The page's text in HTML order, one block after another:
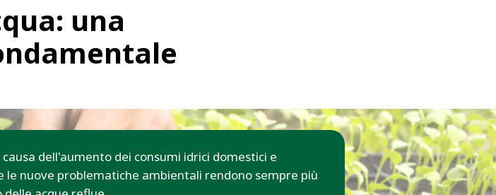
una
dell'aumento dei consumi idrici domestici e
nuove problematiche ambientali rendono sempre più